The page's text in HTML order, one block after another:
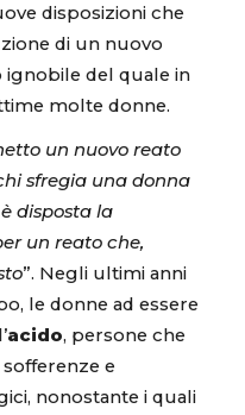
disposizioni che
di un nuovo
ignobile del quale in
molte donne.
un nuovo reato
sfregia una donna
è disposta la
un reato che,
”. Negli ultimi anni
le donne ad essere
acido, persone che
e
nonostante i quali